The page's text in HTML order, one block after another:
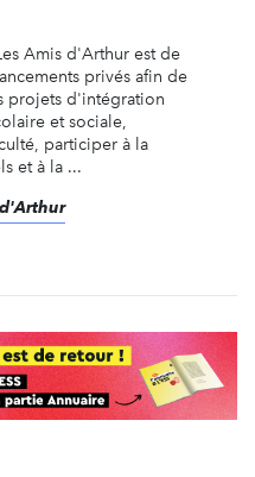
Amis d'Arthur est de
privés afin de
projets d'intégration
et sociale,
participer à la
et à la ...